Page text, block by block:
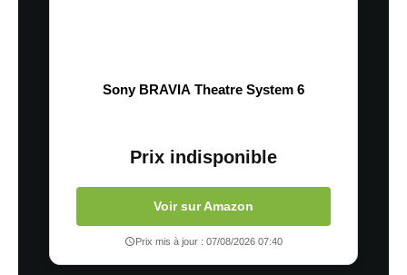
Sony BRAVIA Theatre System 6
Prix indisponible
Voir sur Amazon
Prix mis à jour : 07/08/2026 07:40